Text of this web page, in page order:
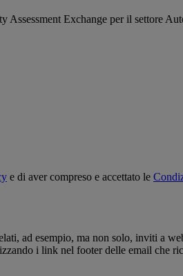
Exchange per il settore
e di aver compreso e accettato le
ad esempio, ma non solo, inviti a
i link nel footer delle email che